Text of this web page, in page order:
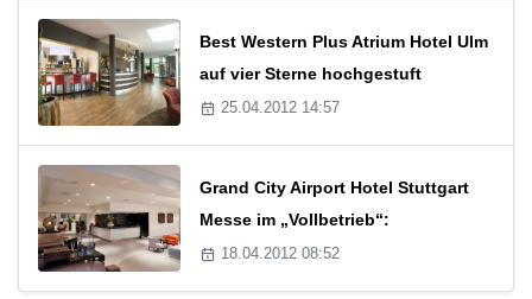
Best Western Plus Atrium Hotel Ulm
auf vier Sterne hochgestuft
25.04.2012 14:57
Grand City Airport Hotel Stuttgart
Messe im „Vollbetrieb“:
18.04.2012 08:52